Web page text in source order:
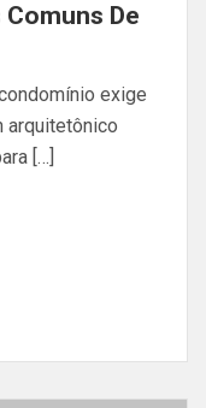
De
exige
arquitetônico
[…]